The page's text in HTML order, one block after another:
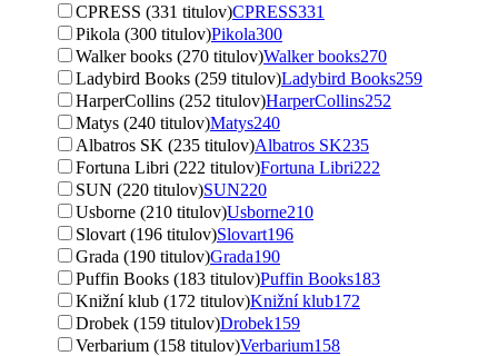
CPRESS (331 titulov)CPRESS331
Pikola (300 titulov)Pikola300
Walker books (270 titulov)Walker books270
Ladybird Books (259 titulov)Ladybird Books259
HarperCollins (252 titulov)HarperCollins252
Matys (240 titulov)Matys240
Albatros SK (235 titulov)Albatros SK235
Fortuna Libri (222 titulov)Fortuna Libri222
SUN (220 titulov)SUN220
Usborne (210 titulov)Usborne210
Slovart (196 titulov)Slovart196
Grada (190 titulov)Grada190
Puffin Books (183 titulov)Puffin Books183
Knižní klub (172 titulov)Knižní klub172
Drobek (159 titulov)Drobek159
Verbarium (158 titulov)Verbarium158